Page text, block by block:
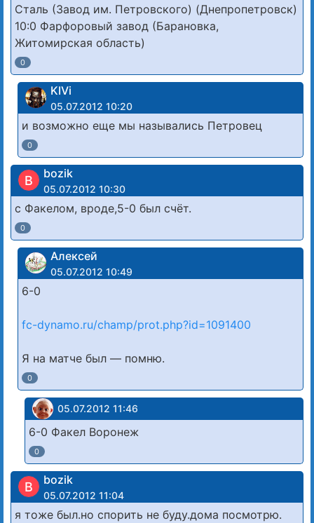
Сталь (Завод им. Петровского) (Днепропетровск)
10:0 Фарфоровый завод (Барановка,
Житомирская область)
0
KIVi
05.07.2012 10:20
и возможно еще мы назывались Петровец
0
B bozik
05.07.2012 10:30
с Факелом, вроде,5-0 был счёт.
0
Алексей
05.07.2012 10:49
6-0
fc-dynamo.ru/champ/prot.php?id=1091400
Я на матче был — помню.
0
05.07.2012 11:46
6-0 Факел Воронеж
0
B bozik
05.07.2012 11:04
я тоже был.но спорить не буду.дома посмотрю.